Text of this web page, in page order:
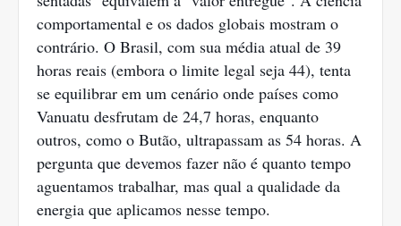
comportamental e os dados globais mostram o
contrário. O Brasil, com sua média atual de 39
horas reais (embora o limite legal seja 44), tenta
se equilibrar em um cenário onde países como
Vanuatu desfrutam de 24,7 horas, enquanto
outros, como o Butão, ultrapassam as 54 horas. A
pergunta que devemos fazer não é quanto tempo
aguentamos trabalhar, mas qual a qualidade da
energia que aplicamos nesse tempo.